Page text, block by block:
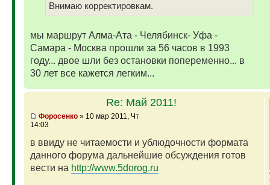
Внимаю корректировкам.
мы маршрут Алма-Ата - Челябинск- Уфа -
Самара - Москва прошли за 56 часов в 1993
году... двое шли без остановки попеременно... в
30 лет все кажется легким...
Re: Май 2011!
Фopoceнкo» 10 мар 2011, Чт
14:03
в ввиду не читаемости и ублюдочности формата
данного форума дальнейшие обсуждения готов
вести на http://www.5dorog.ru